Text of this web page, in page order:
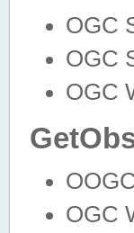
OGC
OGC
OGC
OGC